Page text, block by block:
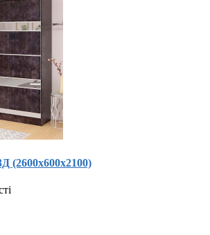
(2600х600х2100)